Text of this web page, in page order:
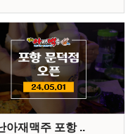
아재맥주 포항 ..